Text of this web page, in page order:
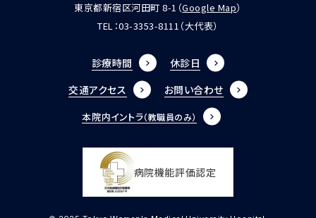
東京都新宿区河田町 8-1（Google Map）
TEL：03-3353-8111 （大代表）
診療時間
休診日
交通アクセス
お問い合わせ
本院内イントラ（教職員のみ）
病院機能評価認定